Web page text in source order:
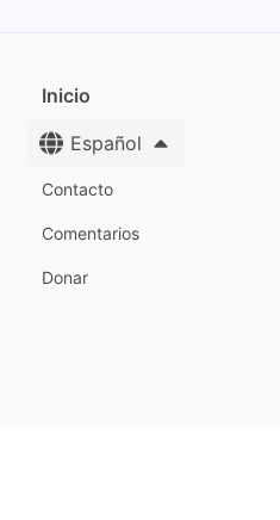
Inicio
Español
Contacto
Comentarios
Donar